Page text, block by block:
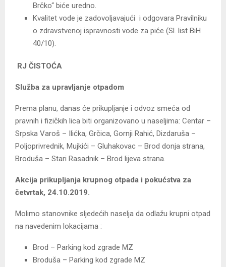
Brčko“ biće uredno.
Kvalitet vode je zadovoljavajući i odgovara Pravilniku
o zdravstvenoj ispravnosti vode za piće (Sl. list BiH
40/10).
RJ ČISTOĆA
Služba za upravljanje otpadom
Prema planu, danas će prikupljanje i odvoz smeća od
pravnih i fizičkih lica biti organizovano u naseljima: Centar –
Srpska Varoš – Ilićka, Grčica, Gornji Rahić, Dizdaruša –
Poljoprivrednik, Mujkići – Gluhakovac – Brod donja strana,
Broduša – Stari Rasadnik – Brod lijeva strana.
Akcija prikupljanja krupnog otpada i pokućstva za
četvrtak, 24.10.2019.
Molimo stanovnike sljedećih naselja da odlažu krupni otpad
na navedenim lokacijama :
Brod – Parking kod zgrade MZ
Broduša – Parking kod zgrade MZ